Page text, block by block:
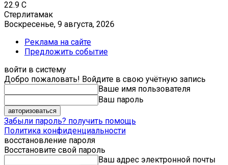
22.9 C
Стерлитамак
Воскресенье, 9 августа, 2026
Реклама на сайте
Предложить событие
войти в систему
Добро пожаловать! Войдите в свою учётную запись
Ваше имя пользователя
Ваш пароль
Забыли пароль? получить помощь
Политика конфиденциальности
восстановление пароля
Восстановите свой пароль
Ваш адрес электронной почты